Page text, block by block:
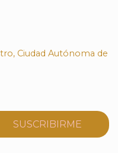
Ciudad Autónoma de
SUSCRIBIRME